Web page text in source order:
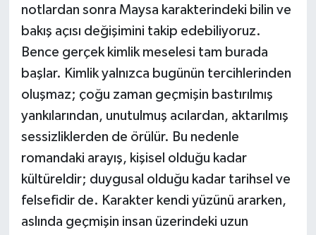
notlardan sonra Maysa karakterindeki bilin ve
bakış açısı değişimini takip edebiliyoruz.
Bence gerçek kimlik meselesi tam burada
başlar. Kimlik yalnızca bugünün tercihlerinden
oluşmaz; çoğu zaman geçmişin bastırılmış
yankılarından, unutulmuş acılardan, aktarılmış
sessizliklerden de örülür. Bu nedenle
romandaki arayış, kişisel olduğu kadar
kültüreldir; duygusal olduğu kadar tarihsel ve
felsefidir de. Karakter kendi yüzünü ararken,
aslında geçmişin insan üzerindeki uzun